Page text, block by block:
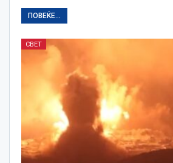
ПОВЕЌЕ...
СВЕТ